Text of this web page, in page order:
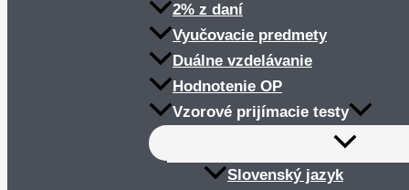
2% z daní
Vyučovacie predmety
Duálne vzdelávanie
Hodnotenie OP
Vzorové prijímacie testy
Slovenský jazyk